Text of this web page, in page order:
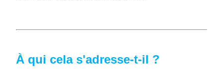
À qui cela s'adresse-t-il ?